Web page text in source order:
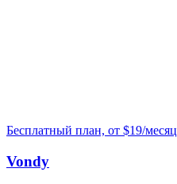
Бесплатный план, от $19/месяц
Vondy